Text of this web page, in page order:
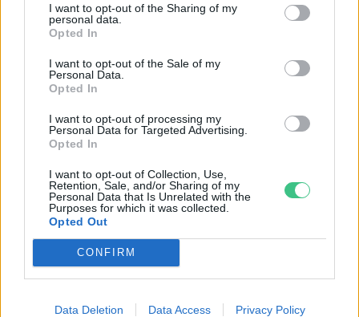
I want to opt-out of the Sharing of my
personal data.
Opted In
I want to opt-out of the Sale of my
Personal Data.
Opted In
I want to opt-out of processing my
Personal Data for Targeted Advertising.
Opted In
I want to opt-out of Collection, Use,
Retention, Sale, and/or Sharing of my
Personal Data that Is Unrelated with the
Purposes for which it was collected.
Opted Out
CONFIRM
Data Deletion Data Access Privacy Policy
Britanniát is
Elképesztő felvétel mutatja meg,
mekkora a különbség az áradó és a
kiszáradó Duna között